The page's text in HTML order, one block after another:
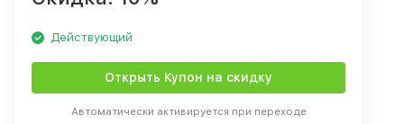
Действующий
Открыть Купон на скидку
Автоматически активируется при переходе